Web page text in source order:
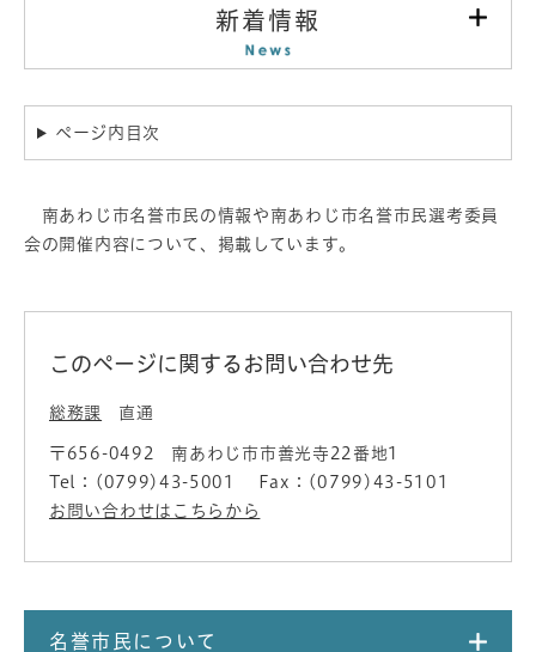
新着情報
ページ内目次
南あわじ市名誉市民の情報や南あわじ市名誉市民選考委員
会の開催内容について、掲載しています。
このページに関するお問い合わせ先
総務課 直通
〒656-0492
南あわじ市市善光寺22番地1
Tel：(0799)43-5001
Fax：(0799)43-5101
お問い合わせはこちらから
名誉市民について